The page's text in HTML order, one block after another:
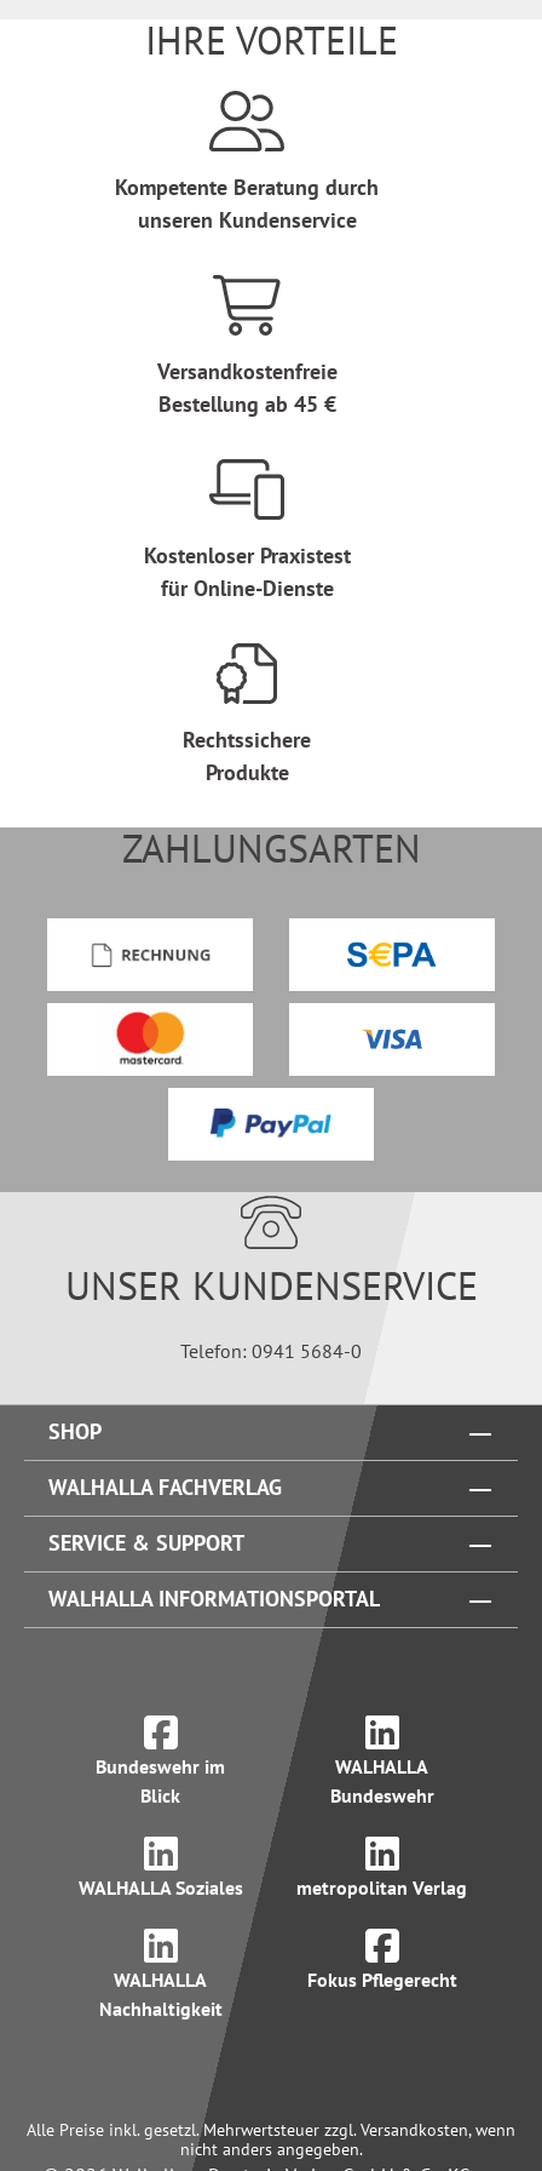
IHRE VORTEILE
Kompetente Beratung durch
unseren Kundenservice
Versandkostenfreie
Bestellung ab 45 €
Kostenloser Praxistest
für Online-Dienste
Rechtssichere
Produkte
ZAHLUNGSARTEN
UNSER KUNDENSERVICE
Telefon: 0941 5684-0
SHOP
WALHALLA FACHVERLAG
SERVICE & SUPPORT
WALHALLA INFORMATIONSPORTAL
Bundeswehr im
Blick
WALHALLA
Bundeswehr
WALHALLA Soziales metropolitan Verlag
WALHALLA
Nachhaltigkeit
Fokus Pflegerecht
Alle Preise inkl. gesetzl. Mehrwertsteuer zzgl. Versandkosten, wenn
nicht anders angegeben.